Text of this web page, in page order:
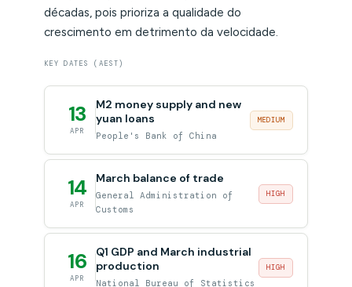
décadas, pois prioriza a qualidade do
crescimento em detrimento da velocidade.
KEY DATES (AEST)
13
APR
M2 money supply and new
yuan loans
People's Bank of China
MEDIUM
14
APR
March balance of trade
General Administration of
Customs
HIGH
16
APR
Q1 GDP and March industrial
production
National Bureau of Statistics
HIGH